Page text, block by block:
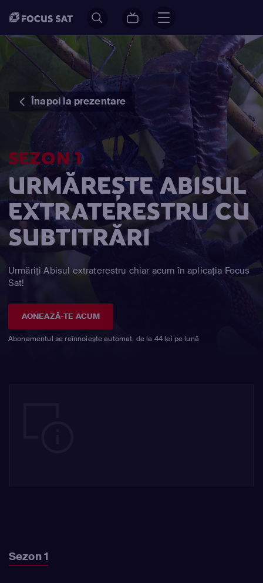
Înapoi la prezentare
SEZON 1
URMĂREȘTE ABISUL
EXTRATERESTRU CU
SUBTITRĂRI
Urmăriți Abisul extraterestru chiar acum în aplicația Focus
Sat!
AONEAZĂ-TE ACUM
Abonamentul se reînnoiește automat, de la 44 lei pe lună
Sezon 1